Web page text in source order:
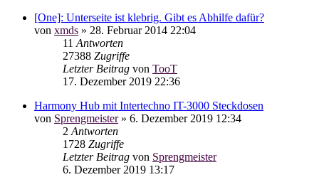
[One]: Unterseite ist klebrig. Gibt es Abhilfe dafür?
von xmds » 28. Februar 2014 22:04
11 Antworten
27388 Zugriffe
Letzter Beitrag von TooT
17. Dezember 2019 22:36
Harmony Hub mit Intertechno IT-3000 Steckdosen
von Sprengmeister» 6. Dezember 2019 12:34
2 Antworten
1728 Zugriffe
Letzter Beitrag von Sprengmeister
6. Dezember 2019 13:17